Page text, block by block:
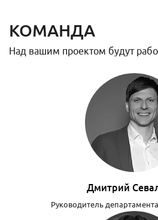
КОМАНДА
Над вашим проектом будут
Дмитрий
Руководитель